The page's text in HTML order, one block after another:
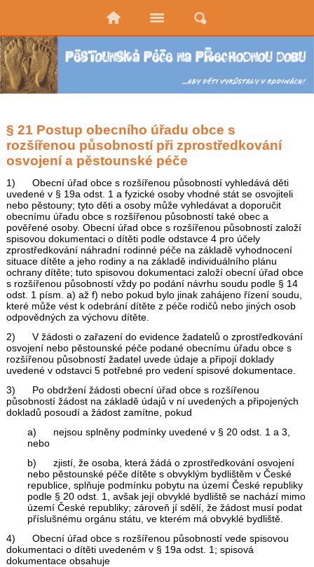
§ 21 Postup obecního úřadu obce s
rozšířenou působností při zprostředkování
osvojení a pěstounské péče
1) Obecní úřad obce s rozšířenou působností vyhledává děti
uvedené v § 19a odst. 1 a fyzické osoby vhodné stát se osvojiteli
nebo pěstouny; tyto děti a osoby může vyhledávat a doporučit
obecnímu úřadu obce s rozšířenou působností také obec a
pověřené osoby. Obecní úřad obce s rozšířenou působností založí
spisovou dokumentaci o dítěti podle odstavce 4 pro účely
zprostředkování náhradní rodinné péče na základě vyhodnocení
situace dítěte a jeho rodiny a na základě individuálního plánu
ochrany dítěte; tuto spisovou dokumentaci založí obecní úřad obce
s rozšířenou působností vždy po podání návrhu soudu podle § 14
odst. 1 písm. a) až f) nebo pokud bylo jinak zahájeno řízení soudu,
které může vést k odebrání dítěte z péče rodičů nebo jiných osob
odpovědných za výchovu dítěte.
2) V žádosti o zařazení do evidence žadatelů o zprostředkování
osvojení nebo pěstounské péče podané obecnímu úřadu obce s
rozšířenou působností žadatel uvede údaje a připojí doklady
uvedené v odstavci 5 potřebné pro vedení spisové dokumentace.
3) Po obdržení žádosti obecní úřad obce s rozšířenou
působností žádost na základě údajů v ní uvedených a připojených
dokladů posoudí a žádost zamítne, pokud
a) nejsou splněny podmínky uvedené v § 20 odst. 1 a 3,
nebo
b) zjistí, že osoba, která žádá o zprostředkování osvojení
nebo pěstounské péče dítěte s obvyklým bydlištěm v České
republice, splňuje podmínku pobytu na území České republiky
podle § 20 odst. 1, avšak její obvyklé bydliště se nachází mimo
území České republiky; zároveň jí sdělí, že žádost musí podat
příslušnému orgánu státu, ve kterém má obvyklé bydliště.
4) Obecní úřad obce s rozšířenou působností vede spisovou
dokumentaci o dítěti uvedeném v § 19a odst. 1; spisová
dokumentace obsahuje